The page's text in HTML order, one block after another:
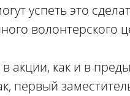
успеть это
волонтерского
в акции, как и в
первый